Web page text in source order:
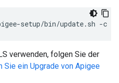
setup/bin/update.sh -c
verwenden, folgen Sie der
Sie ein Upgrade von Apigee